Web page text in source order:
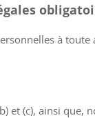
à
et (c), ainsi que,